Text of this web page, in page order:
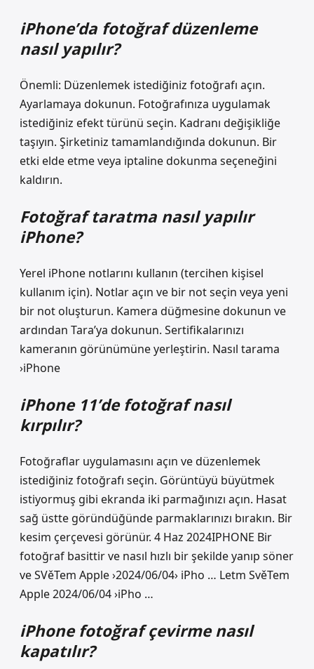
iPhone’da fotoğraf düzenleme
nasıl yapılır?
Önemli: Düzenlemek istediğiniz fotoğrafı açın.
Ayarlamaya dokunun. Fotoğrafınıza uygulamak
istediğiniz efekt türünü seçin. Kadranı değişikliğe
taşıyın. Şirketiniz tamamlandığında dokunun. Bir
etki elde etme veya iptaline dokunma seçeneğini
kaldırın.
Fotoğraf taratma nasıl yapılır
iPhone?
Yerel iPhone notlarını kullanın (tercihen kişisel
kullanım için). Notlar açın ve bir not seçin veya yeni
bir not oluşturun. Kamera düğmesine dokunun ve
ardından Tara’ya dokunun. Sertifikalarınızı
kameranın görünümüne yerleştirin. Nasıl tarama
›iPhone
iPhone 11’de fotoğraf nasıl
kırpılır?
Fotoğraflar uygulamasını açın ve düzenlemek
istediğiniz fotoğrafı seçin. Görüntüyü büyütmek
istiyormuş gibi ekranda iki parmağınızı açın. Hasat
sağ üstte göründüğünde parmaklarınızı bırakın. Bir
kesim çerçevesi görünür. 4 Haz 2024IPHONE Bir
fotoğraf basittir ve nasıl hızlı bir şekilde yanıp söner
ve SVěTem Apple ›2024/06/04› iPho … Letm SvěTem
Apple 2024/06/04 ›iPho …
iPhone fotoğraf çevirme nasıl
kapatılır?